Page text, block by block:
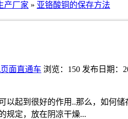
产厂家 » 亚铬酸铜的保存方法
面直通车 浏览： 150 发布日期：
以起到很好的作用..那么，如何
规定，放在阴凉干燥...